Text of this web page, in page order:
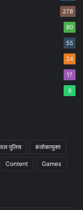
278
80
55
24
17
8
पुलिस #लोकायुक्त
Content Games